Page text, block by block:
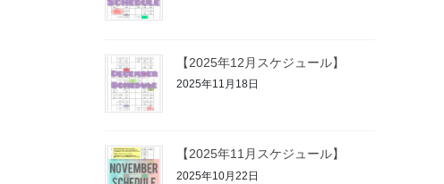
【2025年12月スケジュール】
2025年11月18日
【2025年11月スケジュール】
2025年10月22日